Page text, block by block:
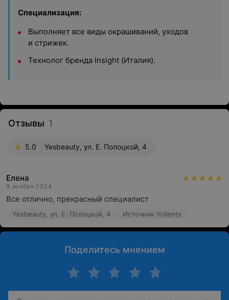
Специализация:
Выполняет все виды окрашиваний, уходов
и стрижек.
Технолог бренда Insight (Италия).
Отзывы 1
5.0 Yesbeauty, ул. Е. Полоцкой, 4
Елена
9 ноября 2024
Все отлично, прекрасный специалист
Yesbeauty, ул. Е. Полоцкой, 4 Источник Yclients
Поделитесь мнением